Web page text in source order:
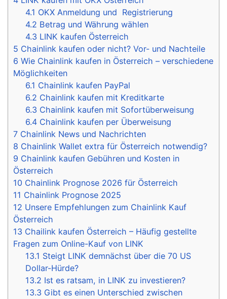
4.1 OKX Anmeldung und Registrierung
4.2 Betrag und Währung wählen
4.3 LINK kaufen Österreich
5 Chainlink kaufen oder nicht? Vor- und Nachteile
6 Wie Chainlink kaufen in Österreich – verschiedene
Möglichkeiten
6.1 Chainlink kaufen PayPal
6.2 Chainlink kaufen mit Kreditkarte
6.3 Chainlink kaufen mit Sofortüberweisung
6.4 Chainlink kaufen per Überweisung
7 Chainlink News und Nachrichten
8 Chainlink Wallet extra für Österreich notwendig?
9 Chainlink kaufen Gebühren und Kosten in
Österreich
10 Chainlink Prognose 2026 für Österreich
11 Chainlink Prognose 2025
12 Unsere Empfehlungen zum Chainlink Kauf
Österreich
13 Chailink kaufen Österreich – Häufig gestellte
Fragen zum Online-Kauf von LINK
13.1 Steigt LINK demnächst über die 70 US
Dollar-Hürde?
13.2 Ist es ratsam, in LINK zu investieren?
13.3 Gibt es einen Unterschied zwischen